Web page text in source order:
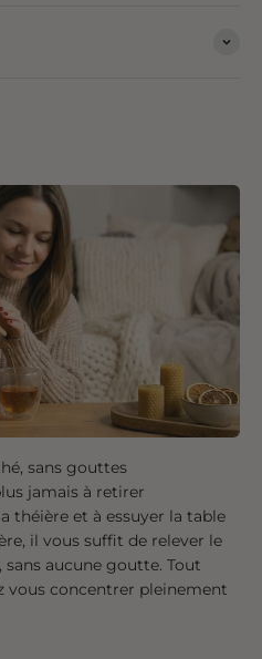
sans gouttes
jamais à retirer
théière et à essuyer la table
il vous suffit de relever le
aucune goutte. Tout
vous concentrer pleinement